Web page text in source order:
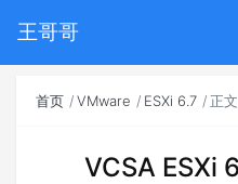
王哥哥
首页 VMware ESXi 6.7 正文
VCSA ESXi